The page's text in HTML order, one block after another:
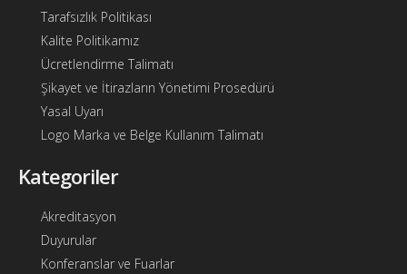
Tarafsızlık Politikası
Kalite Politikamız
Ücretlendirme Talimatı
Şikayet ve İtirazların Yönetimi Prosedürü
Yasal Uyarı
Logo Marka ve Belge Kullanım Talimatı
Kategoriler
Akreditasyon
Duyurular
Konferanslar ve Fuarlar